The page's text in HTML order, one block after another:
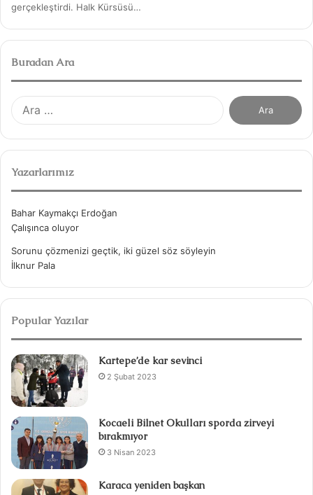
gerçekleştirdi. Halk Kürsüsü…
Buradan Ara
Yazarlarımız
Bahar Kaymakçı Erdoğan
Çalışınca oluyor
Sorunu çözmenizi geçtik, iki güzel söz söyleyin
İlknur Pala
Popular Yazılar
Kartepe’de kar sevinci
2 Şubat 2023
Kocaeli Bilnet Okulları sporda zirveyi
bırakmıyor
3 Nisan 2023
Karaca yeniden başkan